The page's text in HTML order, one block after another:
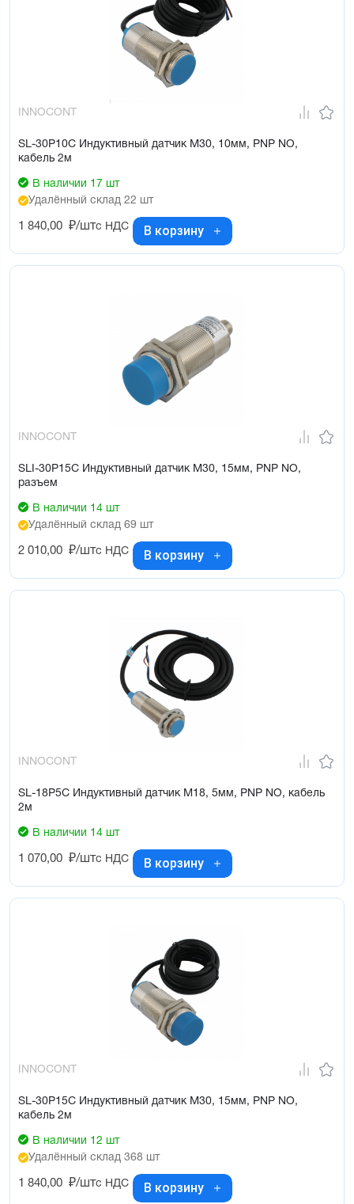
INNOCONT
SL-30P10C Индуктивный датчик М30, 10мм, PNP NO,
кабель 2м
В наличии 17 шт
Удалённый склад 22 шт
1 840,00 ₽/штс НДС В корзину
INNOCONT
SLI-30P15C Индуктивный датчик М30, 15мм, PNP NO,
разъем
В наличии 14 шт
Удалённый склад 69 шт
2 010,00 ₽/штс НДС В корзину
INNOCONT
SL-18P5C Индуктивный датчик М18, 5мм, PNP NO, кабель
2м
В наличии 14 шт
1 070,00 ₽/штс НДС В корзину
INNOCONT
SL-30P15C Индуктивный датчик М30, 15мм, PNP NO,
кабель 2м
В наличии 12 шт
Удалённый склад 368 шт
1 840,00 ₽/штс НДС В корзину